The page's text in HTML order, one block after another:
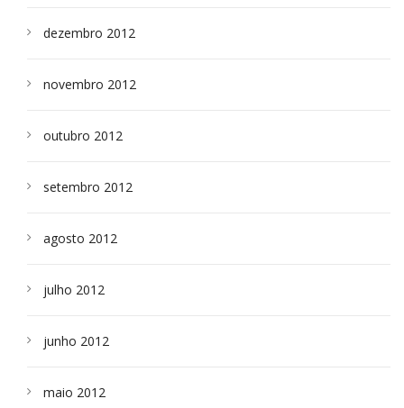
dezembro 2012
novembro 2012
outubro 2012
setembro 2012
agosto 2012
julho 2012
junho 2012
maio 2012